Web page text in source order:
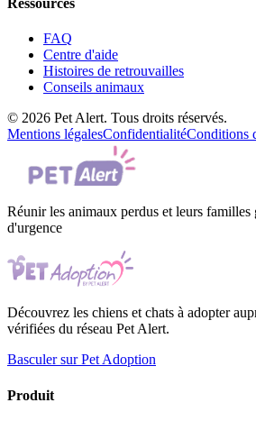
Ressources
FAQ
Centre d'aide
Histoires de retrouvailles
Conseils animaux
© 2026 Pet Alert. Tous droits réservés.
Mentions légalesConfidentialitéConditions
Réunir les animaux perdus et leurs familles
d'urgence
Découvrez les chiens et chats à adopter
vérifiées du réseau Pet Alert.
Basculer sur Pet Adoption
Produit